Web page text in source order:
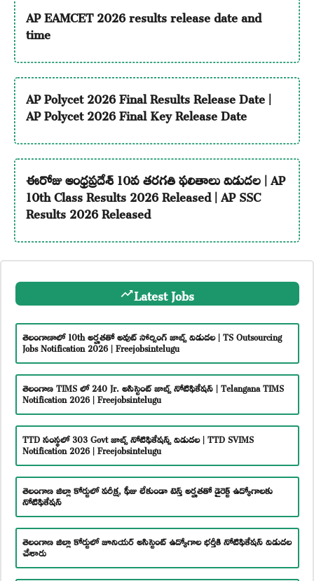
AP EAMCET 2026 results release date and
time
AP Polycet 2026 Final Results Release Date |
AP Polycet 2026 Final Key Release Date
ఈరోజు ఆంధ్రప్రదేశ్ 10వ తరగతి ఫలితాలు విడుదల | AP
10th Class Results 2026 Released | AP SSC
Results 2026 Released
Latest Jobs
తెలంగాణాలో 10th అర్హతతో అవుట్ సోర్సింగ్ జాబ్స్ విడుదల | TS Outsourcing
Jobs Notification 2026 | Freejobsintelugu
తెలంగాణ TIMS లో 240 Jr. అసిస్టెంట్ జాబ్స్ నోటిఫికేషన్ | Telangana TIMS
Notification 2026 | Freejobsintelugu
TTD సంస్థలో 303 Govt జాబ్స్ నోటిఫికేషన్స్ విడుదల | TTD SVIMS
Notification 2026 | Freejobsintelugu
తెలంగాణ జిల్లా కోర్టులో పరీక్ష, ఫీజు లేకుండా టెన్త్ అర్హతతో డైరెక్ట్ ఉద్యోగాలకు
నోటిఫికేషన్
తెలంగాణ జిల్లా కోర్టులో జూనియర్ అసిస్టెంట్ ఉద్యోగాల భర్తీకి నోటిఫికేషన్ విడుదల
చేశారు